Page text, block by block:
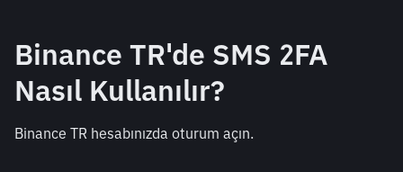
Binance TR'de SMS 2FA
Nasıl Kullanılır?
Binance TR hesabınızda oturum açın.